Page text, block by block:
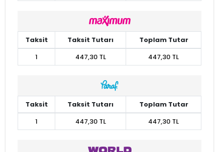
Taksit Taksit Tutarı
Toplam Tutar
1
447,30 TL 447,30 TL
Taksit Taksit Tutarı
Toplam Tutar
1
447,30 TL 447,30 TL